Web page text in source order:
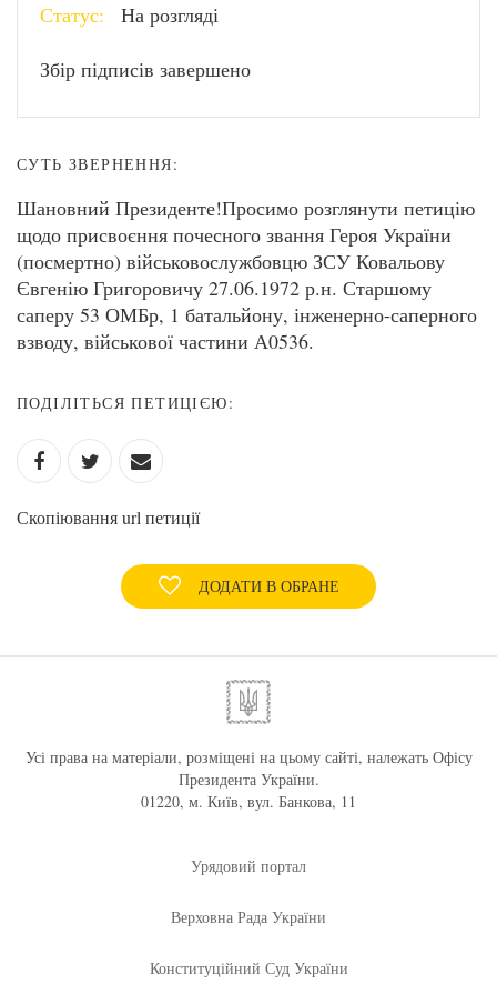
Статус: На розгляді
Збір підписів завершено
СУТЬ ЗВЕРНЕННЯ:
Шановний Президенте!Просимо розглянути петицію
щодо присвоєння почесного звання Героя України
(посмертно) військовослужбовцю ЗСУ Ковальову
Євгенію Григоровичу 27.06.1972 р.н. Старшому
саперу 53 ОМБр, 1 батальйону, інженерно-саперного
взводу, військової частини А0536.
ПОДІЛІТЬСЯ ПЕТИЦІЄЮ:
Скопіювання url петиції
ДОДАТИ В ОБРАНЕ
Усі права на матеріали, розміщені на цьому сайті, належать Офісу
Президента України.
01220, м. Київ, вул. Банкова, 11
Урядовий портал
Верховна Рада України
Конституційний Суд України